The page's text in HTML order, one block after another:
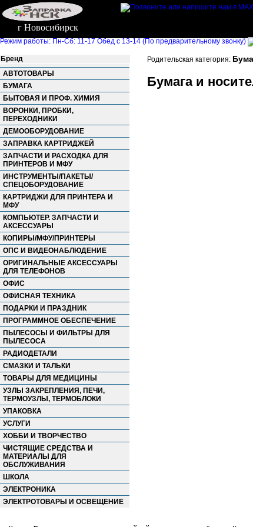
г Новосибирск
Режим работы: Пн-Сб: 11-17 Обед с 13-14 (По предварительному звонку)
Бренд
АВТОТОВАРЫ
БУМАГА
БЫТОВАЯ И ПРОФ. ХИМИЯ
ВОРОНКИ, ПРОБКИ,
ПЕРЕХОДНИКИ
ДЕМООБОРУДОВАНИЕ
ЗАПРАВКА КАРТРИДЖЕЙ
ЗАПЧАСТИ И РАСХОДКА ДЛЯ
ПРИНТЕРОВ И МФУ
ИНСТРУМЕНТЫ/ПАКЕТЫ/
СПЕЦОБОРУДОВАНИЕ
КАРТРИДЖИ ДЛЯ ПРИНТЕРА И
МФУ
КОМПЬЮТЕР. ЗАПЧАСТИ И
АКСЕССУАРЫ
КОПИРЫ/МФУ/ПРИНТЕРЫ
ОПС И ВИДЕОНАБЛЮДЕНИЕ
ОРИГИНАЛЬНЫЕ АКСЕССУАРЫ
ДЛЯ ТЕЛЕФОНОВ
ОФИС
ОФИСНАЯ ТЕХНИКА
ПОДАРКИ И ПРАЗДНИК
ПРОГРАММНОЕ ОБЕСПЕЧЕНИЕ
ПЫЛЕСОСЫ И ФИЛЬТРЫ ДЛЯ
ПЫЛЕСОСА
РАДИОДЕТАЛИ
СМАЗКИ И ТАЛЬКИ
ТОВАРЫ ДЛЯ МЕДИЦИНЫ
УЗЛЫ ЗАКРЕПЛЕНИЯ, ПЕЧИ,
ТЕРМОУЗЛЫ, ТЕРМОБЛОКИ
УПАКОВКА
УСЛУГИ
ХОББИ И ТВОРЧЕСТВО
ЧИСТЯЩИЕ СРЕДСТВА И
МАТЕРИАЛЫ ДЛЯ
ОБСЛУЖИВАНИЯ
ШКОЛА
ЭЛЕКТРОНИКА
ЭЛЕКТРОТОВАРЫ И ОСВЕЩЕНИЕ
Родительская категория:
Бумага и